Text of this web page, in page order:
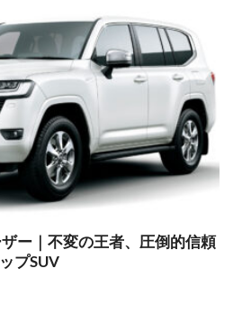
ー｜不変の王者、圧倒的信頼
プSUV